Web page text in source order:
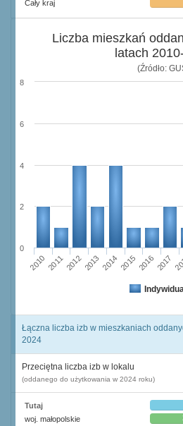
Cały kraj
Liczba mieszkań
latach
(Źródło:
2010 201120122013 2014 2015 2016 2017
0
2
4
6
8
Łączna liczba izb w mieszkaniach
2024
Przeciętna liczba izb w lokalu
(oddanego do użytkowania w 2024 roku)
Tutaj
woj. małopolskie